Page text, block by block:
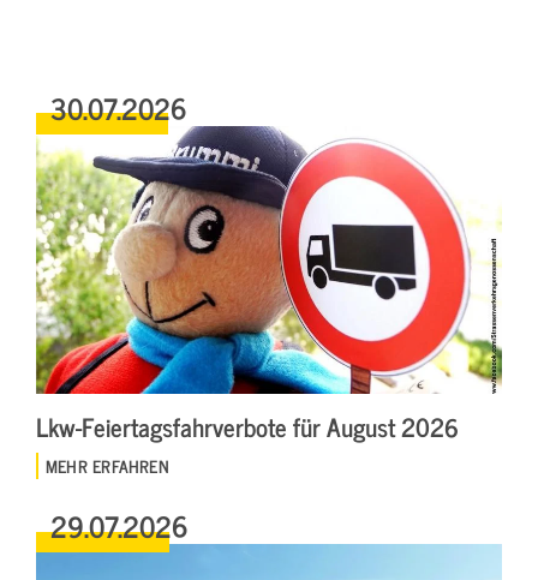
30.07.2026
Lkw-Feiertagsfahrverbote für August 2026
MEHR ERFAHREN
29.07.2026